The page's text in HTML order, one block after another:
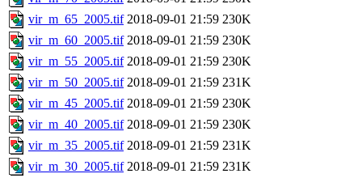
vir_m_65_2005.tif 2018-09-01 21:59 230K
vir_m_60_2005.tif 2018-09-01 21:59 230K
vir_m_55_2005.tif 2018-09-01 21:59 230K
vir_m_50_2005.tif 2018-09-01 21:59 231K
vir_m_45_2005.tif 2018-09-01 21:59 230K
vir_m_40_2005.tif 2018-09-01 21:59 230K
vir_m_35_2005.tif 2018-09-01 21:59 231K
vir_m_30_2005.tif 2018-09-01 21:59 231K